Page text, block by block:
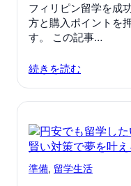
フィリピン留学を成
方と購入ポイントを
す。 この記事…
続きを読む
準備, 留学生活